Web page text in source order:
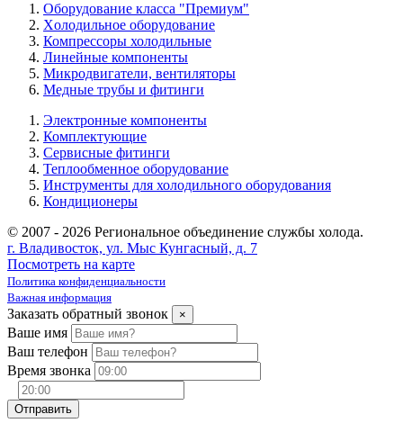
Оборудование класса "Премиум"
Xолодильное оборудование
Компрессоры холодильные
Линейные компоненты
Микродвигатели, вентиляторы
Медные трубы и фитинги
Электронные компоненты
Комплектующие
Сервисные фитинги
Теплообменное оборудование
Инструменты для холодильного оборудования
Кондиционеры
© 2007 - 2026 Региональное объединение службы холода.
г. Владивосток, ул. Мыс Кунгасный, д. 7
Посмотреть на карте
Политика конфиденциальности
Важная информация
Заказать обратный звонок ×
Ваше имя
Ваш телефон
Время звонка